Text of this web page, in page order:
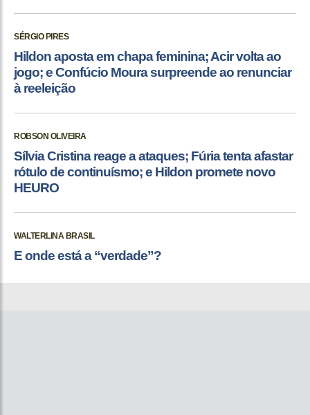
SÉRGIO PIRES
Hildon aposta em chapa feminina; Acir volta ao
jogo; e Confúcio Moura surpreende ao renunciar
à reeleição
ROBSON OLIVEIRA
Sílvia Cristina reage a ataques; Fúria tenta afastar
rótulo de continuísmo; e Hildon promete novo
HEURO
WALTERLINA BRASIL
E onde está a “verdade”?